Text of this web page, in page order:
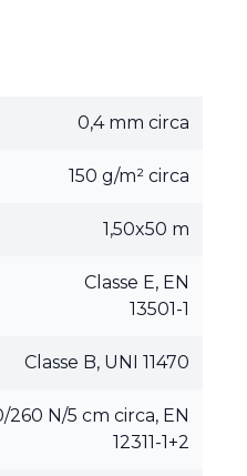
0,4 mm circa
150 g/m² circa
1,50x50 m
Classe E, EN
13501-1
Classe B, UNI 11470
260 N/5 cm circa, EN
12311-1+2